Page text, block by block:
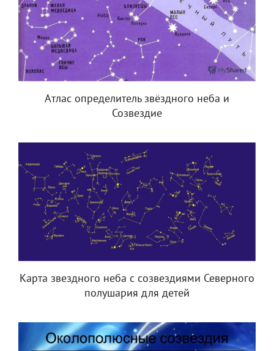
Атлас определитель звёздного неба и
Созвездие
Карта звездного неба с созвездиями Северного
полушария для детей